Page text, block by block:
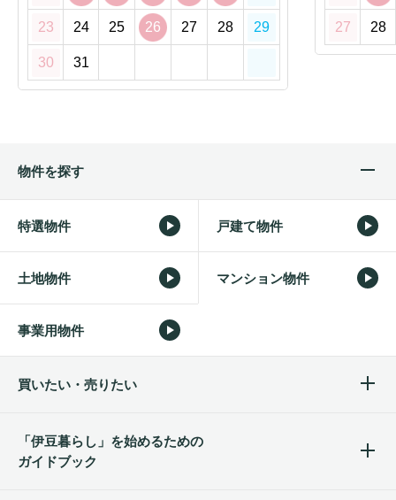
23 24 25 26 27 28 29
30 31
27 28
物件を探す
特選物件 戸建て物件
土地物件 マンション物件
事業用物件
買いたい・売りたい
「伊豆暮らし」を始めるための
ガイドブック